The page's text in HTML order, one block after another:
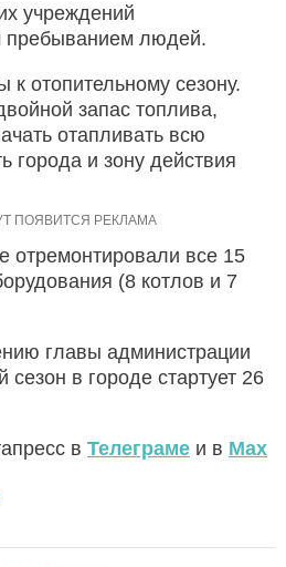
учреждений
пребыванием людей.
к отопительному сезону.
запас топлива,
отапливать всю
города и зону действия
отремонтировали все 15
(8 котлов и 7
главы администрации
сезон в городе стартует 26
в Телеграме и в Max